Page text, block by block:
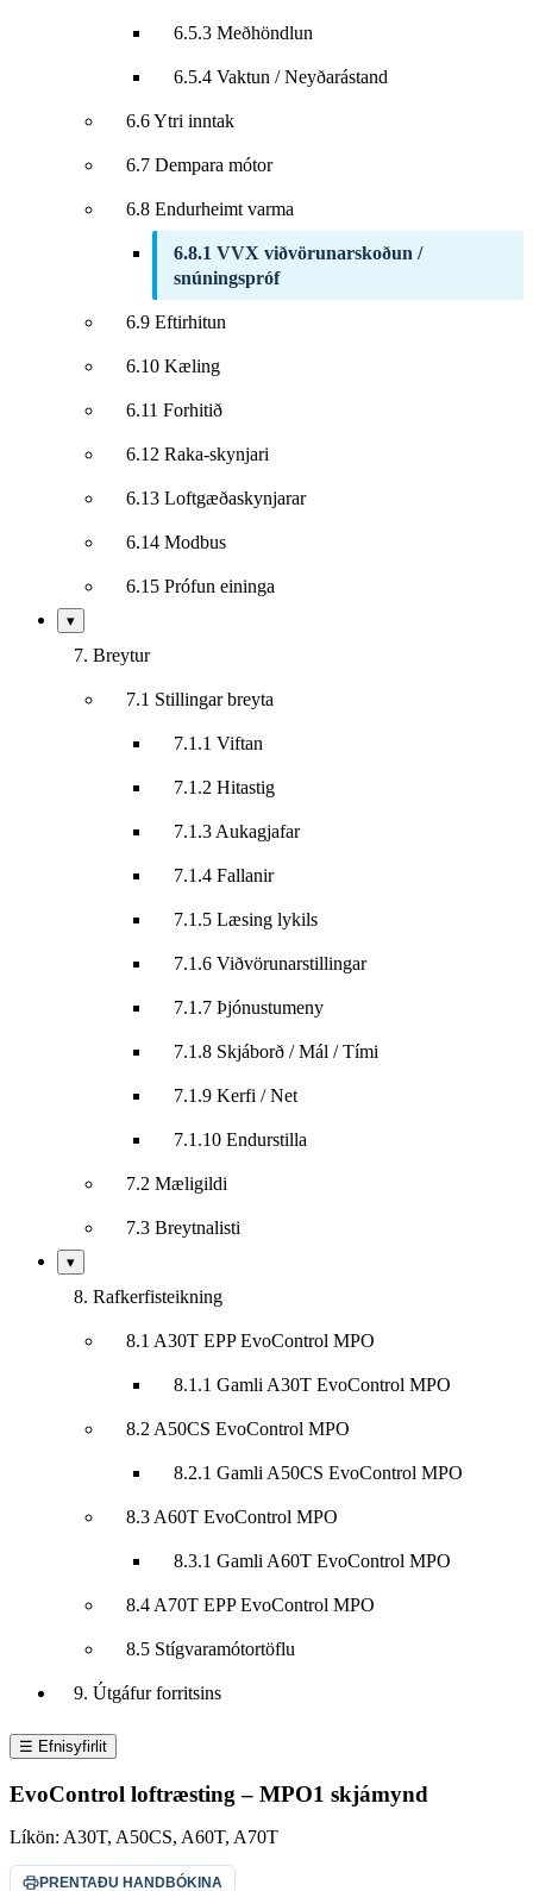
6.5.3 Meðhöndlun
6.5.4 Vaktun / Neyðarástand
6.6 Ytri inntak
6.7 Dempara mótor
6.8 Endurheimt varma
6.8.1 VVX viðvörunarskoðun /
snúningspróf
6.9 Eftirhitun
6.10 Kæling
6.11 Forhitið
6.12 Raka-skynjari
6.13 Loftgæðaskynjarar
6.14 Modbus
6.15 Prófun eininga
▾Sýna/fela
undirkafla
7. Breytur
7.1 Stillingar breyta
7.1.1 Viftan
7.1.2 Hitastig
7.1.3 Aukagjafar
7.1.4 Fallanir
7.1.5 Læsing lykils
7.1.6 Viðvörunarstillingar
7.1.7 Þjónustumeny
7.1.8 Skjáborð / Mál / Tími
7.1.9 Kerfi / Net
7.1.10 Endurstilla
7.2 Mæligildi
7.3 Breytnalisti
▾Sýna/fela
undirkafla
8. Rafkerfisteikning
8.1 A30T EPP EvoControl MPO
8.1.1 Gamli A30T EvoControl MPO
8.2 A50CS EvoControl MPO
8.2.1 Gamli A50CS EvoControl MPO
8.3 A60T EvoControl MPO
8.3.1 Gamli A60T EvoControl MPO
8.4 A70T EPP EvoControl MPO
8.5 Stígvaramótortöflu
9. Útgáfur forritsins
☰ Efnisyfirlit
EvoControl loftræsting – MPO1 skjámynd
Líkön: A30T, A50CS, A60T, A70T
PRENTAÐU HANDBÓKINA